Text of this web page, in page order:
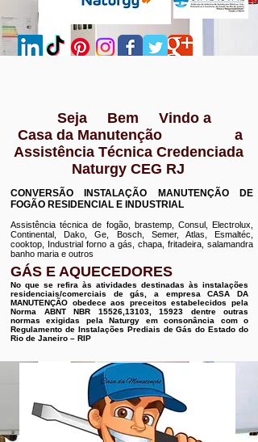
Seja Bem Vindo a
Casa da Manutenção a
Assistência Técnica Credenciada
Naturgy CEG RJ
CONVERSÃO INSTALAÇÃO MANUTENÇÃO DE
FOGÃO RESIDENCIAL E INDUSTRIAL
Assistência técnica de fogão, brastemp, Consul, Electrolux,
Continental, Dako, Ge, Bosch, Semer, Atlas, Esmaltéc,
cooktop, Industrial forno a gás, chapa, fritadeira, salamandra
banho maria e outros
GÁS E AQUECEDORES
No que se refira às atividades destinadas às instalações
residenciais/comerciais de gás, a empresa CASA DA
MANUTENÇÃO obedece aos preceitos estabelecidos pela
Norma ABNT NBR 15526,13103, 15923 dentre outras
normas exigidas pela Naturgy em consonância com o
Regulamento de Instalações Prediais de Gás do Estado do
Rio de Janeiro – RIP